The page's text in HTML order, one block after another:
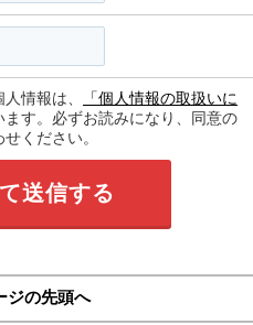
情報は、
「個人情報の取扱いに
す。必ずお読みになり、同意の
ください。
送信する
ジの先頭へ